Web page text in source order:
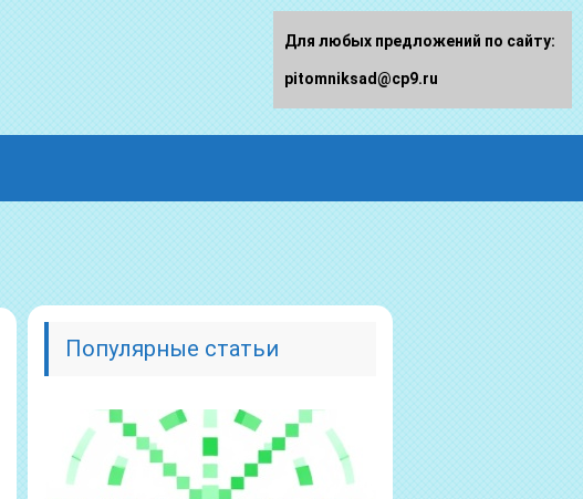
Популярные статьи
Для любых предложений по сайту:
pitomniksad@cp9.ru